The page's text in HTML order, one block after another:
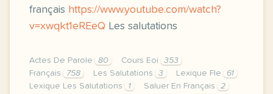
français https://www.youtube.com/watch?
v=xwqkt1eREeQ Les salutations
Actes De Parole 80 Cours Eoi
353
Français
758 Les Salutations 3 Lexique Fle
61
Lexique Les Salutations
1 Saluer En Français
2